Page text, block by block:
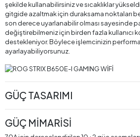
şekilde kullanabilirsiniz ve sıcaklıklar
gitgide azaltmak için duraksama noktaları
son derece uyarlanabilir olması sayesinde
değiştirebilmeniz için birden fazla kullanıcı
destekleniyor. Böylece işlemcinizin
ayarlayabiliyorsunuz.
GÜÇ TASARIMI
GÜÇ MİMARİSİ